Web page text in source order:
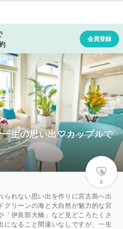
生の思い出♡カップルで
2
られない思い出を作りに宮古島へ出
グリーンの海と大自然が魅力的な宮
「伊良部大橋」など見どころたくさ
になること間違いなしですが、一生